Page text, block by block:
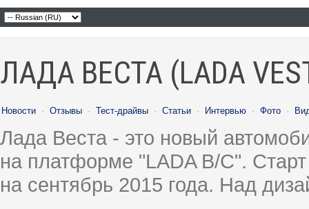
ЛАДА ВЕСТА (LADA
Новости · Отзывы · Тест-драйвы · Статьи · Интервью · Фото ·
Лада Веста - это новый
на платформе "LADA B/C".
на сентябрь 2015 года. Над